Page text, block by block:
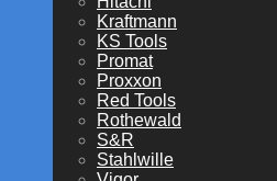
Kraftmann
KS Tools
Promat
Proxxon
Red Tools
Rothewald
S&R
Stahlwille